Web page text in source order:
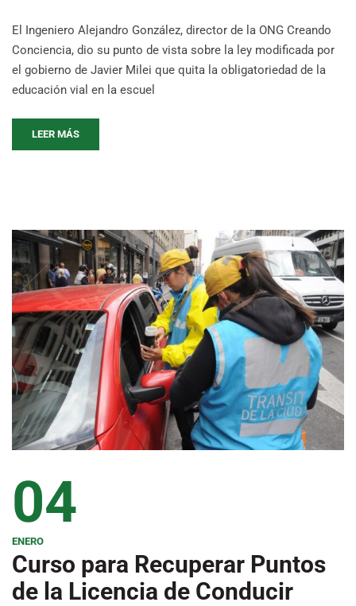
El Ingeniero Alejandro González, director de la ONG Creando
Conciencia, dio su punto de vista sobre la ley modificada por
el gobierno de Javier Milei que quita la obligatoriedad de la
educación vial en la escuel
LEER MÁS
04
ENERO
Curso para Recuperar Puntos
de la Licencia de Conducir